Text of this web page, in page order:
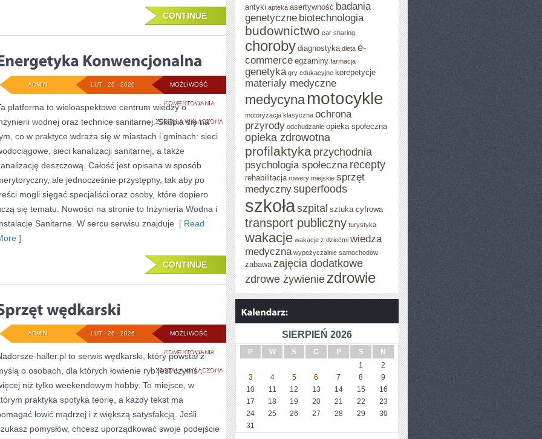
CONTINUE
MOŻLIWOŚĆ
KOMENTOWANIAENERGETYKA
KONWENCJONALNA
ZOSTAŁA WYŁĄCZONA
LUT - 26 - 2026
ADMIN
platforma to wieloaspektowe centrum wiedzy o
wodnej oraz technice sanitarnej. Skupia się na
co w praktyce wdraża się w miastach i gminach: sieci
sieci kanalizacji sanitarnej, a także
deszczową. Całość jest opisana w sposób
ale jednocześnie przystępny, tak aby po
mogli sięgać specjaliści oraz osoby, które dopiero
się tematu. Nowości na stronie to Inżynieria Wodna i
Sanitarne. W sercu serwisu znajduje [ Read
]
CONTINUE
MOŻLIWOŚĆ
KOMENTOWANIASPRZĘT
WĘDKARSKI
ZOSTAŁA WYŁĄCZONA
LUT - 26 - 2026
ADMIN
haller.pl to serwis wędkarski, który powstał z
o osobach, dla których łowienie ryb jest czymś
niż tylko weekendowym hobby. To miejsce, w
praktyka spotyka teorię, a każdy tekst ma
łowić mądrzej i z większą satysfakcją. Jeśli
pomysłów, chcesz uporządkować swoje podejście
antyki apteka asertywność badania
genetyczne biotechnologia
budownictwo car sharing
choroby diagnostyka dieta e-
commerce egzaminy farmacja
genetyka gry edukacyjne korepetycje
materiały medyczne
medycyna motocykle
motoryzacja klasyczna ochrona
przyrody odchudzanie opieka społeczna
opieka zdrowotna
profilaktyka przychodnia
psychologia społeczna recepty
rehabilitacja rowery miejskie sprzęt
medycznysuperfoods
szkołaszpital sztuka cyfrowa
transport publiczny turystyka
wakacje wakacje z dziećmi wiedza
medyczna wypożyczalnie samochodów
zabawa zajęcia dodatkowe
zdrowe żywienie zdrowie
SIERPIEŃ 2026
P W Ś C P S
N
1
2
3
4 5 6 7 8
9
10
11 12 13 14 15
16
17
18 19 20 21 22
23
24
25 26 27 28 29
30
31